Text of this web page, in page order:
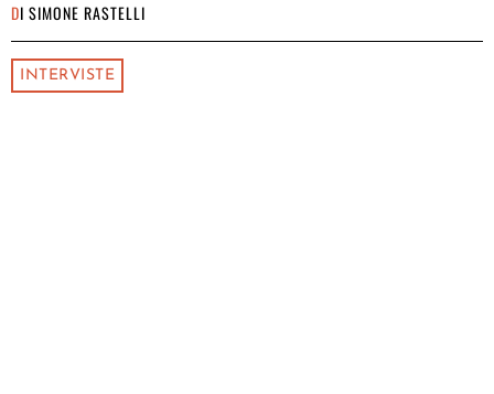
DI SIMONE RASTELLI
INTERVISTE